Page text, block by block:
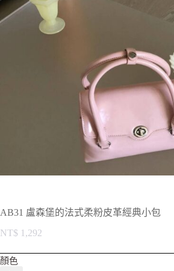
AB31 盧森堡的法式柔粉皮革經典小包
NT$ 1,292
顏色